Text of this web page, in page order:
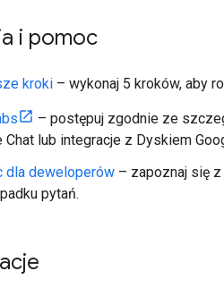
i pomoc
kroki – wykonaj 5 kroków, aby
– postępuj zgodnie ze
Chat lub integracje z Dyskiem
dla deweloperów – zapoznaj się
pytań.